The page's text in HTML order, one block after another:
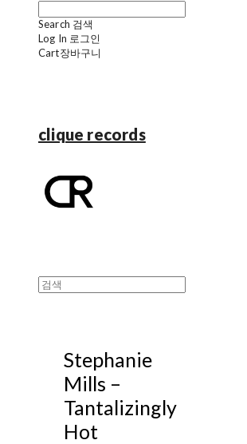
Search 검색
Log In 로그인
Cart장바구니
clique records
Stephanie
Mills –
Tantalizingly
Hot